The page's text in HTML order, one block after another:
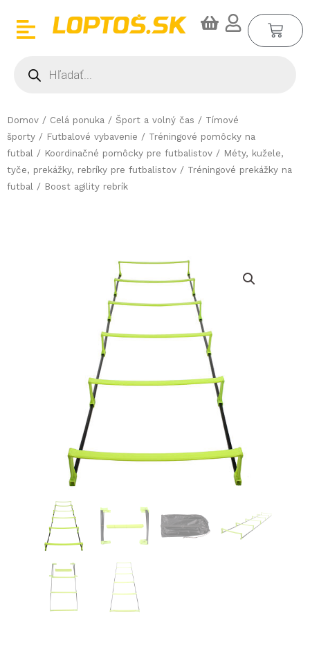
Domov / Celá ponuka / Šport a volný čas / Tímové
športy / Futbalové vybavenie / Tréningové pomôcky na
futbal / Koordinačné pomôcky pre futbalistov / Méty, kužele,
tyče, prekážky, rebríky pre futbalistov / Tréningové prekážky na
futbal / Boost agility rebrík